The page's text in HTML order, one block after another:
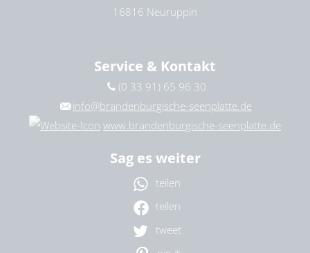
16816 Neuruppin
Service & Kontakt
(0 33 91) 65 96 30
info@brandenburgische-seenplatte.de
www.brandenburgische-seenplatte.de
Sag es weiter
teilen
teilen
tweet